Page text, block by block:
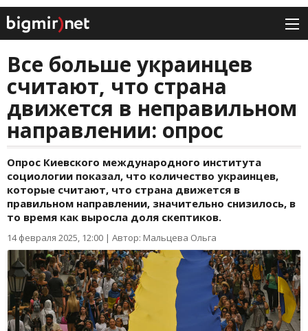
Все больше украинцев
считают, что страна
движется в неправильном
направлении: опрос
Опрос Киевского международного института
социологии показал, что количество украинцев,
которые считают, что страна движется в
правильном направлении, значительно снизилось, в
то время как выросла доля скептиков.
14 февраля 2025, 12:00 | Автор: Мальцева Ольга